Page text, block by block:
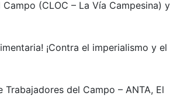
(CLOC – La Vía Campesina) y
¡Contra el imperialismo y el
del Campo – ANTA, El